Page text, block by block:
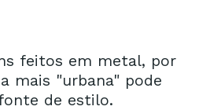
feitos em metal, por
mais "urbana" pode
de estilo.